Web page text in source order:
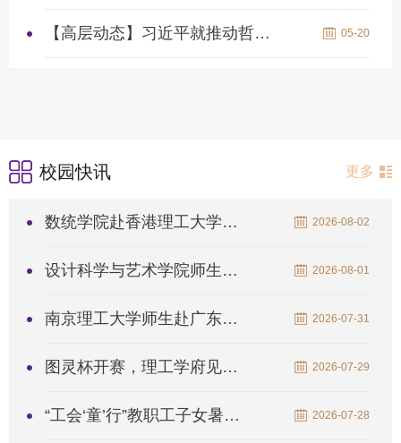
05-20
【高层动态】习近平就推动哲学社会科学高质量发展作出重要指示
校园快讯 更多
2026-08-02
数统学院赴香港理工大学开展暑期学校
2026-08-01
设计科学与艺术学院师生赴英法开展暑期访学
2026-07-31
南京理工大学师生赴广东开展“国防行”暨“研究生移动思政课堂”...
2026-07-29
图灵杯开赛，理工学府见证少年智能力量
2026-07-28
“工会‘童’行”教职工子女暑期夏令营系列活动结营